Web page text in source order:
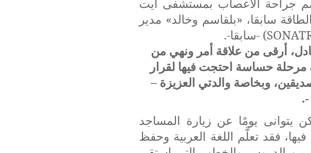
سابقا، «بلقاسم وخالد» مدير
) -سابقا-.
أرقى من علاقة أمر ونهي من
مرحلة حساسة احتجت فيها لقرار
وبخاصة والدتي العزيزة –
-.
يومًا عن زيارة المساجد
فقد تعلَّم اللغة العربية وحفظ